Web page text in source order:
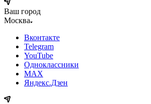
Ваш город
Москва
Вконтакте
Telegram
YouTube
Одноклассники
MAX
Яндекс.Дзен